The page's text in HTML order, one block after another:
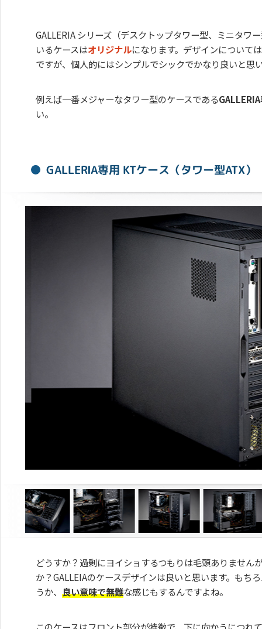
GALLERIA シリーズ（デスクトップタワー型、ミニタワ
いるケースはオリジナルになります。デザインについて
ですが、個人的にはシンプルでシックでかなり良いと思
例えば一番メジャーなタワー型のケースである
い。
GALLERIA専用 KTケース（タワー型ATX）
どうすか？過剰にヨイショするつもりは毛頭ありません
か？GALLEIAのケースデザインは良いと思います。もち
うか、 良い意味で無難な感じもするんですよね。